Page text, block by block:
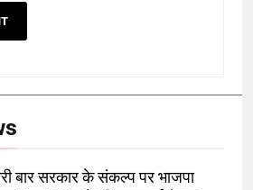
बार सरकार के संकल्प पर भाजपा